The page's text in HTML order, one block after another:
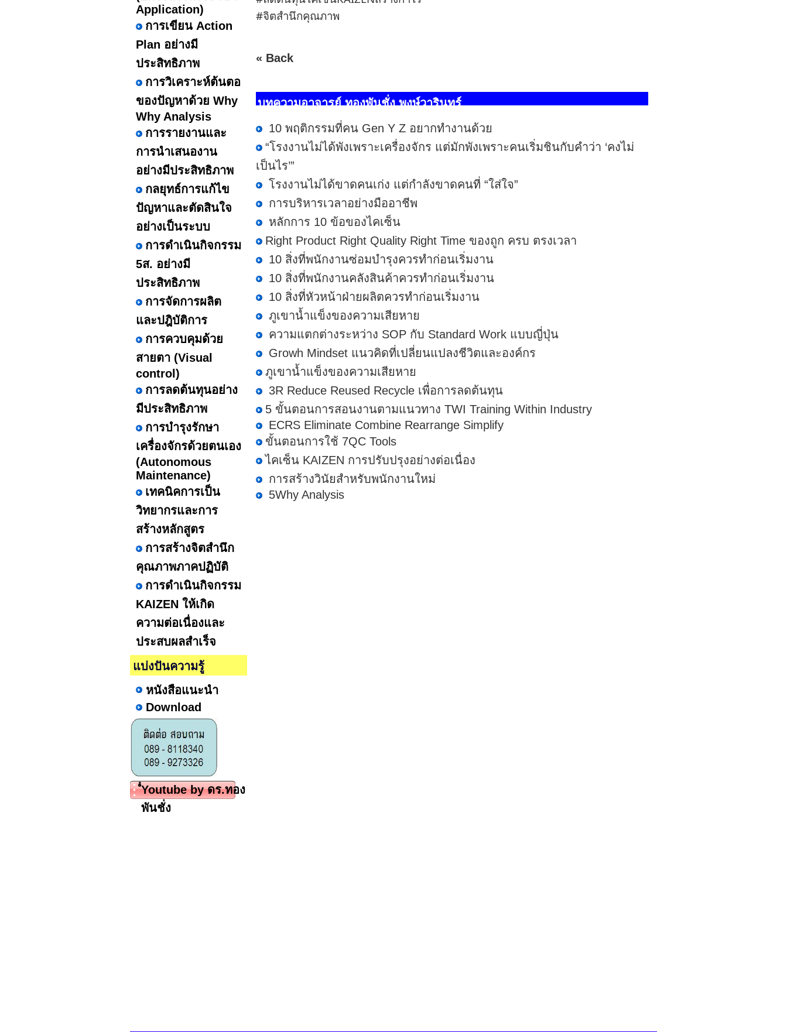
Application)
การเขียน Action
Plan อย่างมี
ประสิทธิภาพ
การวิเคราะห์ต้นตอ
ของปัญหาด้วย Why
Why Analysis
การรายงานและ
การนำเสนองาน
อย่างมีประสิทธิภาพ
กลยุทธ์การแก้ไข
ปัญหาและตัดสินใจ
อย่างเป็นระบบ
การดำเนินกิจกรรม
5ส. อย่างมี
ประสิทธิภาพ
การจัดการผลิต
และปฎิบัติการ
การควบคุมด้วย
สายตา (Visual
control)
การลดต้นทุนอย่าง
มีประสิทธิภาพ
การบำรุงรักษา
เครื่องจักรด้วยตนเอง
(Autonomous
Maintenance)
เทคนิคการเป็น
วิทยากรและการ
สร้างหลักสูตร
การสร้างจิตสำนึก
คุณภาพภาคปฏิบัติ
การดำเนินกิจกรรม
KAIZEN ให้เกิด
ความต่อเนื่องและ
ประสบผลสำเร็จ
แบ่งปันความรู้
หนังสือแนะนำ
Download
ํํYoutube by ดร.ทอง
พันชั่ง
#จิตสำนึกคุณภาพ
« Back
บทความอาจารย์ ทองพันชั่ง พงษ์วารินทร์
10 พฤติกรรมที่คน Gen Y Z อยากทำงานด้วย
“โรงงานไม่ได้พังเพราะเครื่องจักร แต่มักพังเพราะคนเริ่มชินกับคำว่า ‘คงไม่
เป็นไร’”
โรงงานไม่ได้ขาดคนเก่ง แต่กำลังขาดคนที่ “ใส่ใจ”
การบริหารเวลาอย่างมืออาชีพ
หลักการ 10 ข้อของไคเซ็น
Right Product Right Quality Right Time ของถูก ครบ ตรงเวลา
10 สิ่งที่พนักงานซ่อมบำรุงควรทำก่อนเริ่มงาน
10 สิ่งที่พนักงานคลังสินค้าควรทำก่อนเริ่มงาน
10 สิ่งที่หัวหน้าฝ่ายผลิตควรทำก่อนเริ่มงาน
ภูเขาน้ำแข็งของความเสียหาย
ความแตกต่างระหว่าง SOP กับ Standard Work แบบญี่ปุ่น
Growh Mindset แนวคิดที่เปลี่ยนแปลงชีวิตและองค์กร
ภูเขาน้ำแข็งของความเสียหาย
3R Reduce Reused Recycle เพื่อการลดต้นทุน
5 ขั้นตอนการสอนงานตามแนวทาง TWI Training Within Industry
ECRS Eliminate Combine Rearrange Simplify
ขั้นตอนการใช้ 7QC Tools
ไคเซ็น KAIZEN การปรับปรุงอย่างต่อเนื่อง
การสร้างวินัยสำหรับพนักงานใหม่
5Why Analysis